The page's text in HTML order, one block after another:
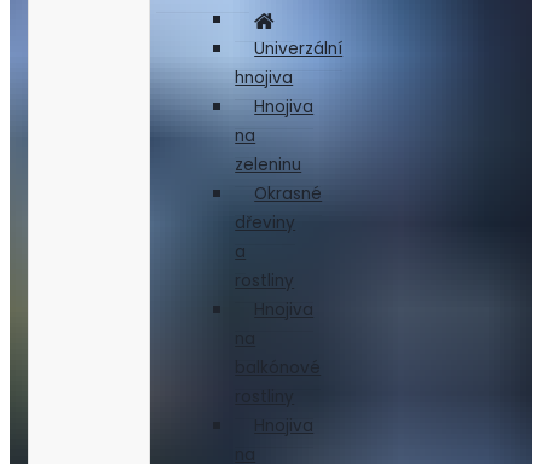
Univerzální
hnojiva
Hnojiva
na
zeleninu
Okrasné
dřeviny
a
rostliny
Hnojiva
balkónové
Hnojiva